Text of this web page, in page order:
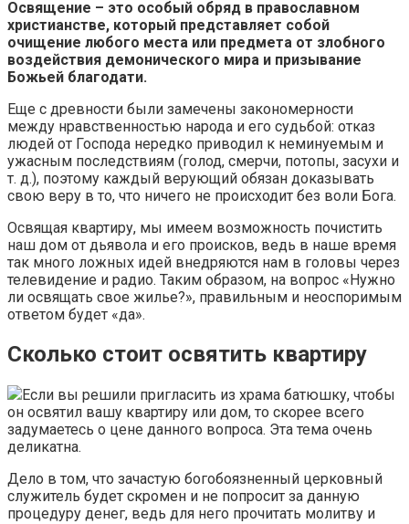
Освящение – это особый обряд в православном
христианстве, который представляет собой
очищение любого места или предмета от злобного
воздействия демонического мира и призывание
Божьей благодати.
Еще с древности были замечены закономерности
между нравственностью народа и его судьбой: отказ
людей от Господа нередко приводил к неминуемым и
ужасным последствиям (голод, смерчи, потопы, засухи и
т. д.), поэтому каждый верующий обязан доказывать
свою веру в то, что ничего не происходит без воли Бога.
Освящая квартиру, мы имеем возможность почистить
наш дом от дьявола и его происков, ведь в наше время
так много ложных идей внедряются нам в головы через
телевидение и радио. Таким образом, на вопрос «Нужно
ли освящать свое жилье?», правильным и неоспоримым
ответом будет «да».
Сколько стоит освятить квартиру
Если вы решили пригласить из храма батюшку, чтобы
он освятил вашу квартиру или дом, то скорее всего
задумаетесь о цене данного вопроса. Эта тема очень
деликатна.
Дело в том, что зачастую богобоязненный церковный
служитель будет скромен и не попросит за данную
процедуру денег, ведь для него прочитать молитву и